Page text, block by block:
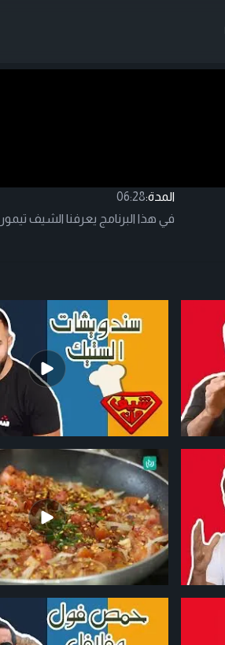
المدة:06:28
في هذا البرنامج يعرفنا الشيف